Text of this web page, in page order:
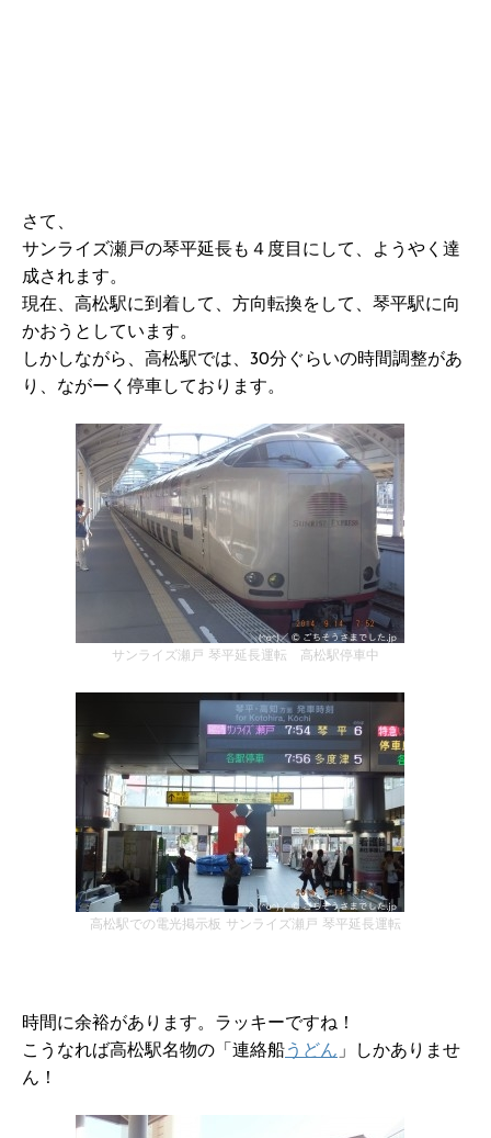
さて、
サンライズ瀬戸の琴平延長も４度目にして、ようやく達
成されます。
現在、高松駅に到着して、方向転換をして、琴平駅に向
かおうとしています。
しかしながら、高松駅では、30分ぐらいの時間調整があ
り、ながーく停車しております。
サンライズ瀬戸 琴平延長運転 高松駅停車中
高松駅での電光掲示板 サンライズ瀬戸 琴平延長運転
時間に余裕があります。ラッキーですね！
こうなれば高松駅名物の「連絡船うどん 」しかありませ
ん！